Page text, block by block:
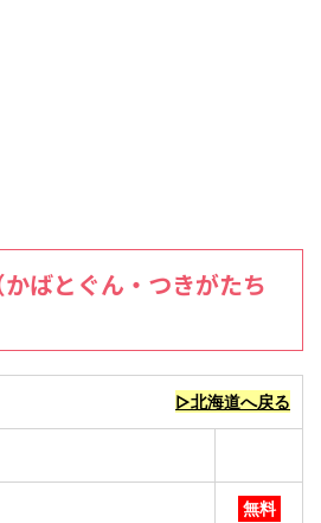
ばとぐん・つきがたち
▷北海道へ戻る
無料